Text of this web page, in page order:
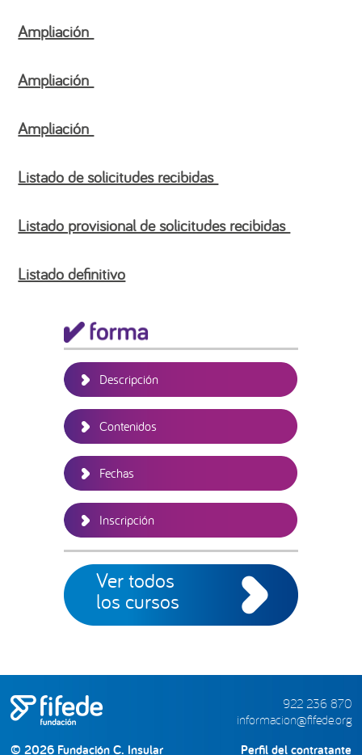
Ampliación
Ampliación
Ampliación
Listado de solicitudes recibidas
Listado provisional de solicitudes recibidas
Listado definitivo
Barra
lateral
principal
Descripción
Contenidos
Fechas
Inscripción
Ver todos
los cursos
© 2026 Fundación C. Insular
922 236 870
informacion@fifede.org
Perfil del contratante